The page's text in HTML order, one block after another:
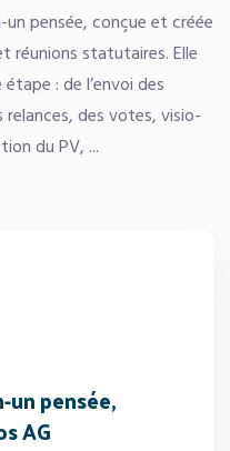
pensée, conçue et créée
réunions statutaires. Elle
: de l’envoi des
des votes, visio-
du PV, ...
pensée,
AG